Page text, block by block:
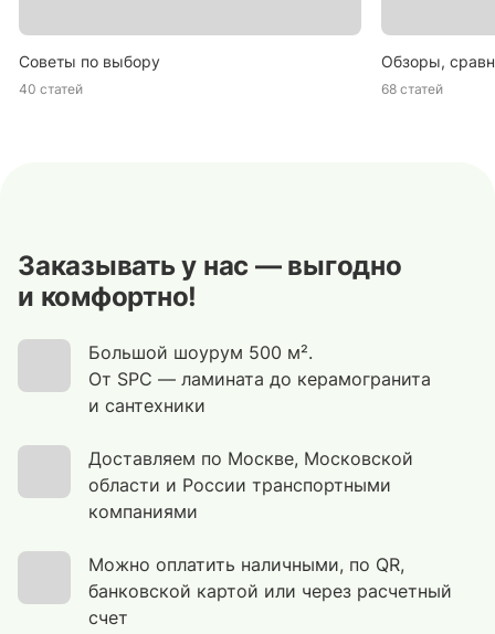
Советы по выбору
40 статей
Обзоры,
68 статей
Заказывать у нас — выгодно
и комфортно!
Большой шоурум 500 м².
От SPC — ламината до керамогранита
и сантехники
Доставляем по Москве, Московской
области и России транспортными
компаниями
Можно оплатить наличными, по QR,
банковской картой или через расчетный
счет